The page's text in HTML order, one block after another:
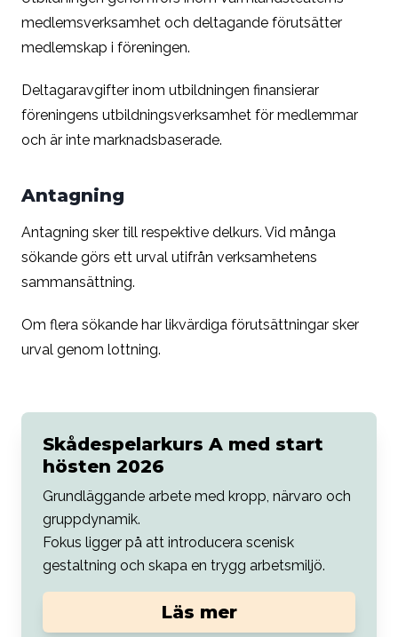
medlemsverksamhet och deltagande förutsätter
medlemskap i föreningen.
Deltagaravgifter inom utbildningen finansierar
föreningens utbildningsverksamhet för medlemmar
och är inte marknadsbaserade.
Antagning
Antagning sker till respektive delkurs. Vid många
sökande görs ett urval utifrån verksamhetens
sammansättning.
Om flera sökande har likvärdiga förutsättningar sker
urval genom lottning.
Skådespelarkurs A med start
hösten 2026
Grundläggande arbete med kropp, närvaro och
gruppdynamik.
Fokus ligger på att introducera scenisk
gestaltning och skapa en trygg arbetsmiljö.
Läs mer